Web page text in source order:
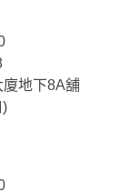
地下8A舖